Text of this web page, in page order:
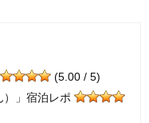
(5.00 / 5)
」宿泊レポ